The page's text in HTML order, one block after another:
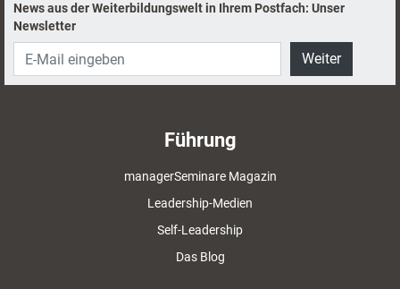
News aus der Weiterbildungswelt in Ihrem Postfach: Unser
Newsletter
Weiter
Führung
managerSeminare Magazin
Leadership-Medien
Self-Leadership
Das Blog